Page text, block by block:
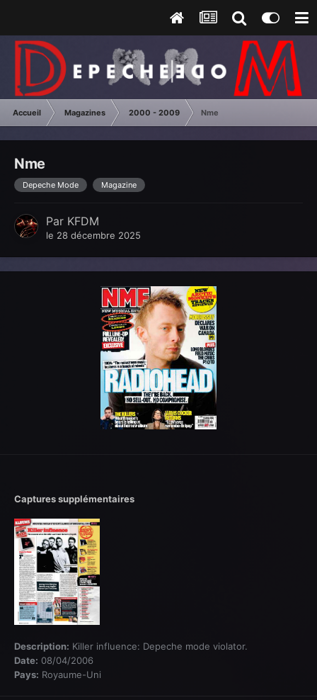
Accueil Magazines 2000 - 2009 Nme
Nme
Depeche Mode Magazine
Par KFDM
le 28 décembre 2025
Captures supplémentaires
Description: Killer influence: Depeche mode violator.
Date: 08/04/2006
Pays: Royaume-Uni